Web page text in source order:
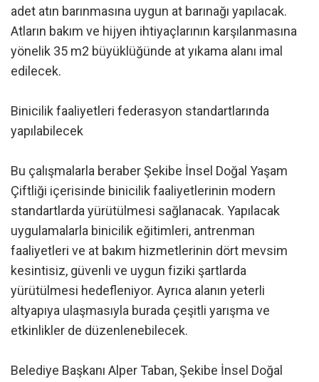
adet atın barınmasına uygun at barınağı yapılacak.
Atların bakım ve hijyen ihtiyaçlarının karşılanmasına
yönelik 35 m2 büyüklüğünde at yıkama alanı imal
edilecek.
Binicilik faaliyetleri federasyon standartlarında
yapılabilecek
Bu çalışmalarla beraber Şekibe İnsel Doğal Yaşam
Çiftliği içerisinde binicilik faaliyetlerinin modern
standartlarda yürütülmesi sağlanacak. Yapılacak
uygulamalarla binicilik eğitimleri, antrenman
faaliyetleri ve at bakım hizmetlerinin dört mevsim
kesintisiz, güvenli ve uygun fiziki şartlarda
yürütülmesi hedefleniyor. Ayrıca alanın yeterli
altyapıya ulaşmasıyla burada çeşitli yarışma ve
etkinlikler de düzenlenebilecek.
Belediye Başkanı Alper Taban, Şekibe İnsel Doğal